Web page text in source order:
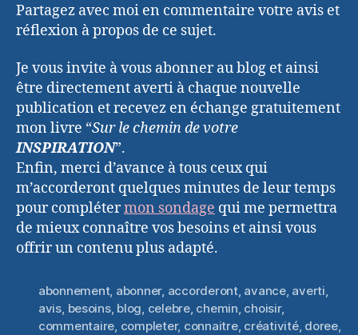
Partagez avec moi en commentaire votre avis et
réflexion à propos de ce sujet.
Je vous invite à vous abonner au blog et ainsi
être directement averti à chaque nouvelle
publication et recevez en échange gratuitement
mon livre “Sur le chemin de votre
INSPIRATION”.
Enfin, merci d’avance à tous ceux qui
m’accorderont quelques minutes de leur temps
pour complétermon sondage qui me permettra
de mieux connaître vos besoins et ainsi vous
offrir un contenu plus adapté.
abonnement, abonner, accorderont, avance, averti,
avis, besoins, blog, celebre, chemin, choisir,
commentaire, completer, connaitre, créativité, doree,